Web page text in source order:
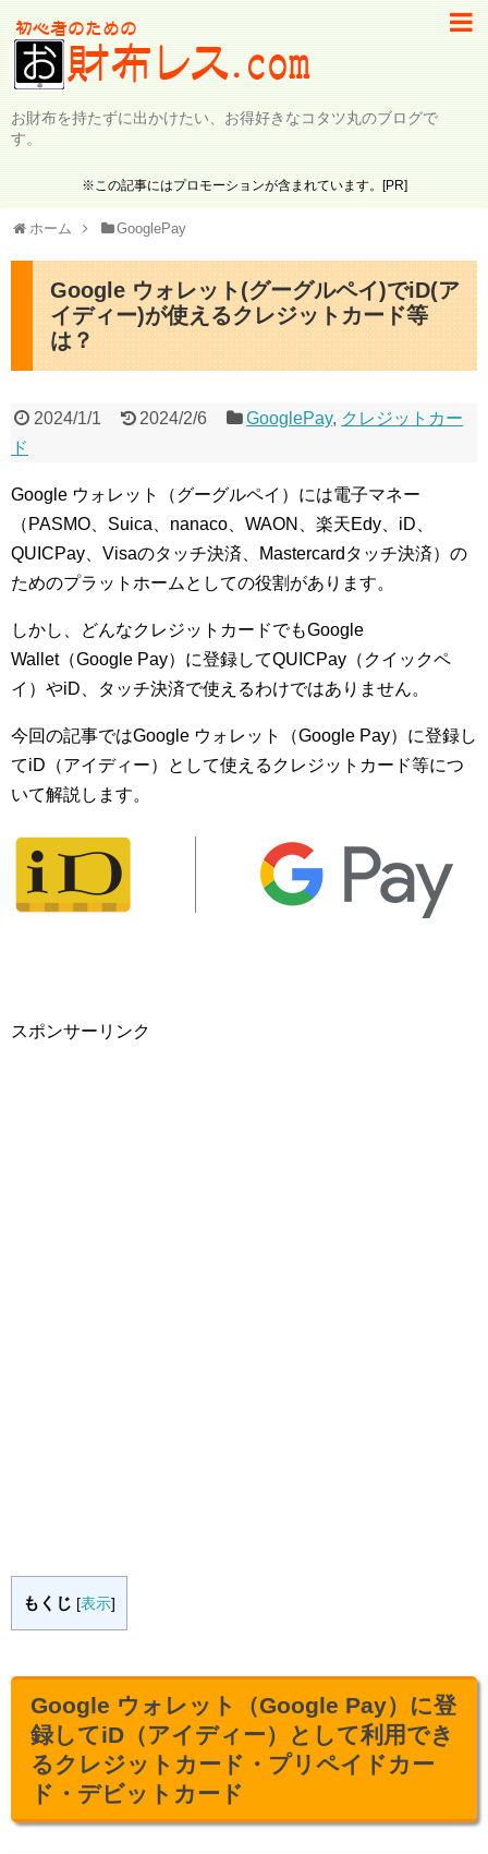
お財布を持たずに出かけたい、お得好きなコタツ丸のブログで
す。
※この記事にはプロモーションが含まれています。[PR]
ホーム GooglePay
Google ウォレット(グーグルペイ)でiD(ア
イディー)が使えるクレジットカード等
は？
2024/1/1 2024/2/6 GooglePay, クレジットカー
ド
Google ウォレット（グーグルペイ）には電子マネー
（PASMO、Suica、nanaco、WAON、楽天Edy、iD、
QUICPay、Visaのタッチ決済、Mastercardタッチ決済）の
ためのプラットホームとしての役割があります。
しかし、どんなクレジットカードでもGoogle
Wallet（Google Pay）に登録してQUICPay（クイックペ
イ）やiD、タッチ決済で使えるわけではありません。
今回の記事ではGoogle ウォレット（Google Pay）に登録し
てiD（アイディー）として使えるクレジットカード等につ
いて解説します。
スポンサーリンク
もくじ [表示]
Google ウォレット（Google Pay）に登
録してiD（アイディー）として利用でき
るクレジットカード・プリペイドカー
ド・デビットカード